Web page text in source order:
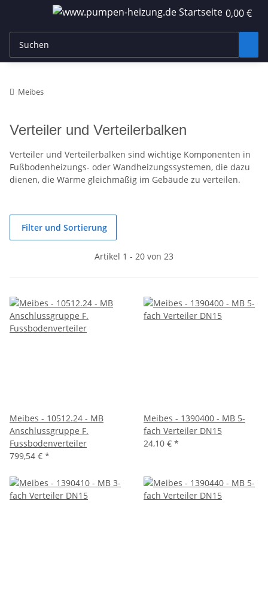
0,00 €
Meibes
Verteiler und Verteilerbalken
Verteiler und Verteilerbalken sind wichtige Komponenten in
Fußbodenheizungs- oder Wandheizungssystemen, die dazu
dienen, die Wärme gleichmäßig im Gebäude zu verteilen.
Filter und Sortierung
Artikel 1 - 20 von 23
Meibes - 10512.24 - MB
Anschlussgruppe F.
Fussbodenverteiler
799,54 € *
Meibes - 1390400 - MB 5-
fach Verteiler DN15
24,10 € *